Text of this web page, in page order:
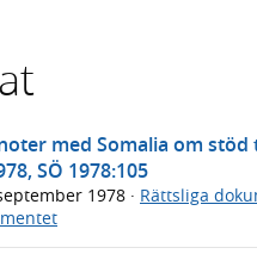
med Somalia om
SÖ 1978:105
1978 · Rättsliga